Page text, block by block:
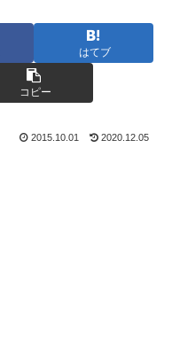
はてブ
コピー
2015.10.01 2020.12.05